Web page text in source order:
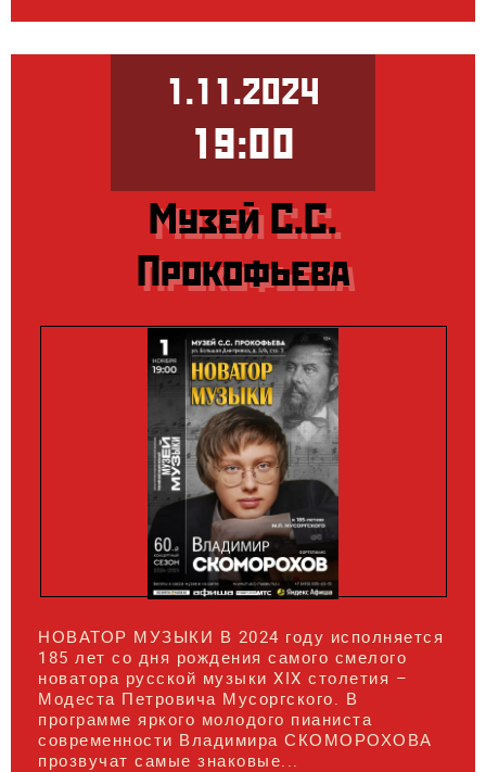
1.11.2024
19:00
Музей С.С.
Прокофьева
НОВАТОР МУЗЫКИ В 2024 году исполняется
185 лет со дня рождения самого смелого
новатора русской музыки XIX столетия –
Модеста Петровича Мусоргского. В
программе яркого молодого пианиста
современности Владимира СКОМОРОХОВА
прозвучат самые знаковые...